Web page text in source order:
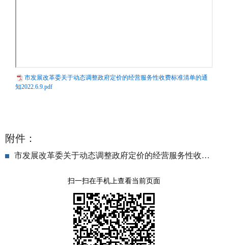
市发展改革委关于动态调整政府定价的经营服务性收费标准清单的通
知2022.6.9.pdf
附件：
市发展改革委关于动态调整政府定价的经营服务性收费标准清单的通知2022.6.9.pdf
扫一扫在手机上查看当前页面